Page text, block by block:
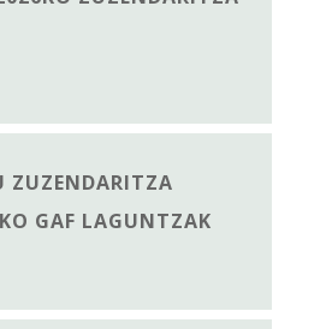
ZUZENDARITZA
GAF LAGUNTZAK